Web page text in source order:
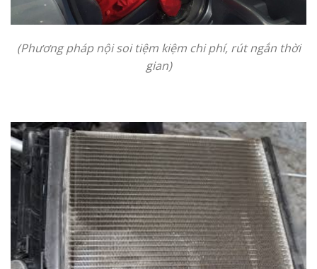
(Phương pháp nội soi tiệm kiệm chi phí, rút ngắn thời
gian)